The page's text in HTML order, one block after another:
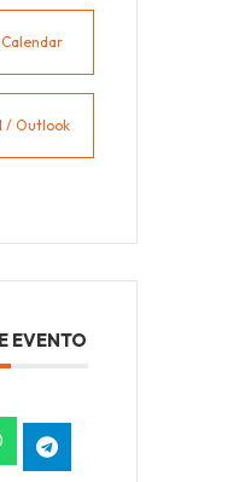
/ Outlook
EVENTO